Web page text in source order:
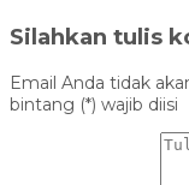
Silahkan tulis
Email Anda tidak
bintang (*) wajib diisi